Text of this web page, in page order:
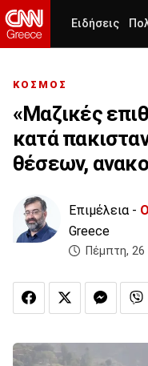
Ειδήσεις
ΚΟΣΜΟΣ
«Μαζικές
κατά
θέσεων,
Επιμέλεια -
Greece
Πέμπτη, 26